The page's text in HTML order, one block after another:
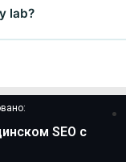
lab?
SEO c